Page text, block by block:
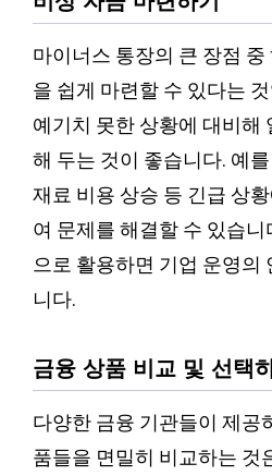
마이너스 통장의 큰 장점
을 쉽게 마련할 수 있다는
예기치 못한 상황에 대비해
해 두는 것이 좋습니다. 예
재료 비용 상승 등 긴급 상
여 문제를 해결할 수 있습
으로 활용하면 기업 운영의
니다.
금융 상품 비교 및 선택
다양한 금융 기관들이 제공
품들을 면밀히 비교하는 것